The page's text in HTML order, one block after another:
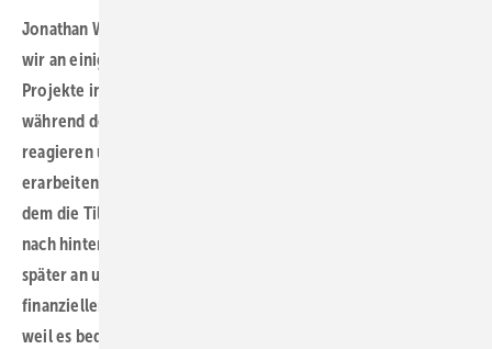
Jonathan Wagner: Das ist richtig, auch diesen Trend nehmen
wir an einigen Stellen wahr. So verzögerten sich einige
Projekte in den vergangenen Monaten beispielsweise
während der Bauphase. Für uns als Bank heißt das: Flexibel
reagieren und gemeinsam mit unseren Kund:innen Lösungen
erarbeiten. So können wir zum Beispiel den Zeitpunkt, an
dem die Tilgung der Darlehen beginnt, um ein paar Monate
nach hinten verschieben. Somit fällt der Tilgungsdienst erst
später an und die Betreiber:innen erhalten etwas mehr
finanziellen Spielraum. Das ist für uns als Bank nicht so schön,
weil es bedeutet, dass die Rückzahlung unserer Darlehen